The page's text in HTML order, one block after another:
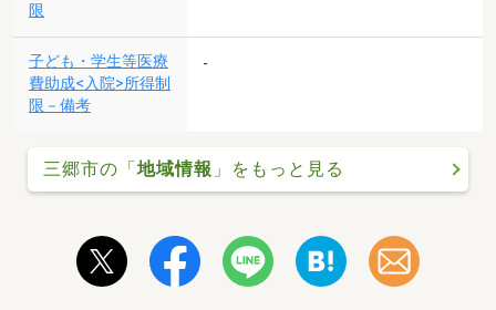
限
子ども・学生等医療
費助成<入院>所得制
限－備考
-
三郷市の「地域情報 」をもっと見る